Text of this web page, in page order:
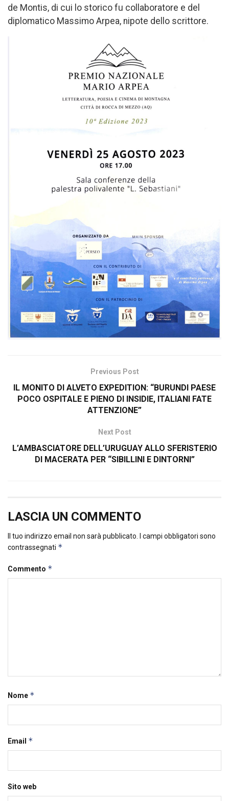
de Montis, di cui lo storico fu collaboratore e del
diplomatico Massimo Arpea, nipote dello scrittore.
Previous Post
IL MONITO DI ALVETO EXPEDITION: “BURUNDI PAESE
POCO OSPITALE E PIENO DI INSIDIE, ITALIANI FATE
ATTENZIONE”
Next Post
L’AMBASCIATORE DELL’URUGUAY ALLO SFERISTERIO
DI MACERATA PER “SIBILLINI E DINTORNI”
LASCIA UN COMMENTO
Il tuo indirizzo email non sarà pubblicato.
I campi obbligatori sono
contrassegnati *
Commento *
Nome *
Email *
Sito web